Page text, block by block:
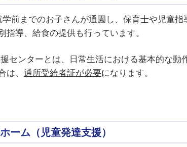
前までのお子さんが通園し、保育士や児童
指導、給食の提供も行っています。
センターとは、日常生活における基本的な動
は、 通所受給者証が必要になります。
ーム（児童発達支援）